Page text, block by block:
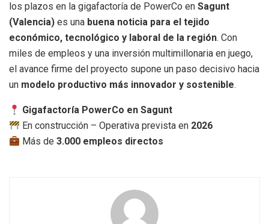
los plazos en la gigafactoría de PowerCo en Sagunt
(Valencia) es una buena noticia para el tejido
económico, tecnológico y laboral de la región. Con
miles de empleos y una inversión multimillonaria en juego,
el avance firme del proyecto supone un paso decisivo hacia
un modelo productivo más innovador y sostenible.
Gigafactoría PowerCo en Sagunt
En construcción – Operativa prevista en 2026
Más de3.000 empleos directos